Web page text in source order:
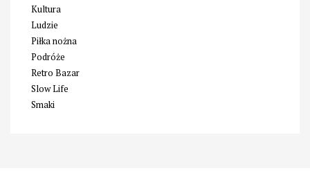
Kultura
Ludzie
Piłka nożna
Podróże
Retro Bazar
Slow Life
Smaki